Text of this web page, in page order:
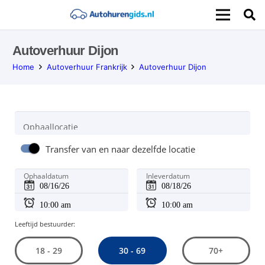
Autoverhuur Dijon
Home Autoverhuur Frankrijk Autoverhuur Dijon
Ophaallocatie
Transfer van en naar dezelfde locatie
Ophaaldatum Inleverdatum
Leeftijd bestuurder:
18 - 29 30 - 69 70+